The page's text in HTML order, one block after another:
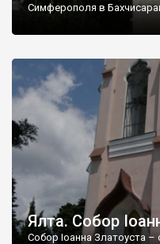
Симферополя в
Ялта. Собор
Собор Іоанна Златоуста –